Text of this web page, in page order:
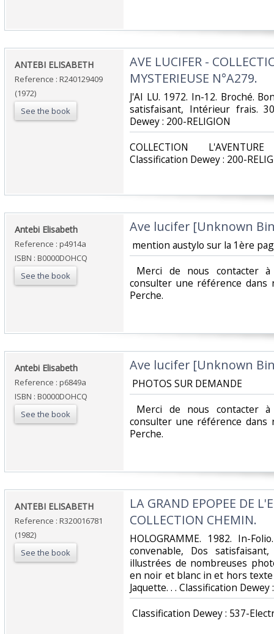
‎ANTEBI ELISABETH‎
Reference : R240129409
(1972)
See the book
‎AVE LUCIFER -
MYSTERIEUSE N°A279.‎
‎J'AI LU. 1972. In-12. Broché.
satisfaisant, Intérieur frais.
Dewey : 200-RELIGION‎
‎COLLECTION
Classification Dewey : 200-
‎Antebi Elisabeth ‎
Reference : p4914a
ISBN : B0000DOHCQ
See the book
‎Ave lucifer [Unknown
mention austylo sur la 1ère
Merci de nous contacter
consulter une référence dans
Perche.‎
‎Antebi Elisabeth ‎
Reference : p6849a
ISBN : B0000DOHCQ
See the book
‎Ave lucifer [Unknown
‎ PHOTOS SUR DEMANDE ‎
Merci de nous contacter
consulter une référence dans
Perche.‎
‎ANTEBI ELISABETH‎
Reference : R320016781
(1982)
See the book
‎LA GRAND EPOPEE DE
COLLECTION CHEMIN.‎
‎HOLOGRAMME. 1982. In-
convenable, Dos
illustrées de nombreuses
en noir et blanc in et hors texte
Jaquette. . . Classification
Classification Dewey : 537-